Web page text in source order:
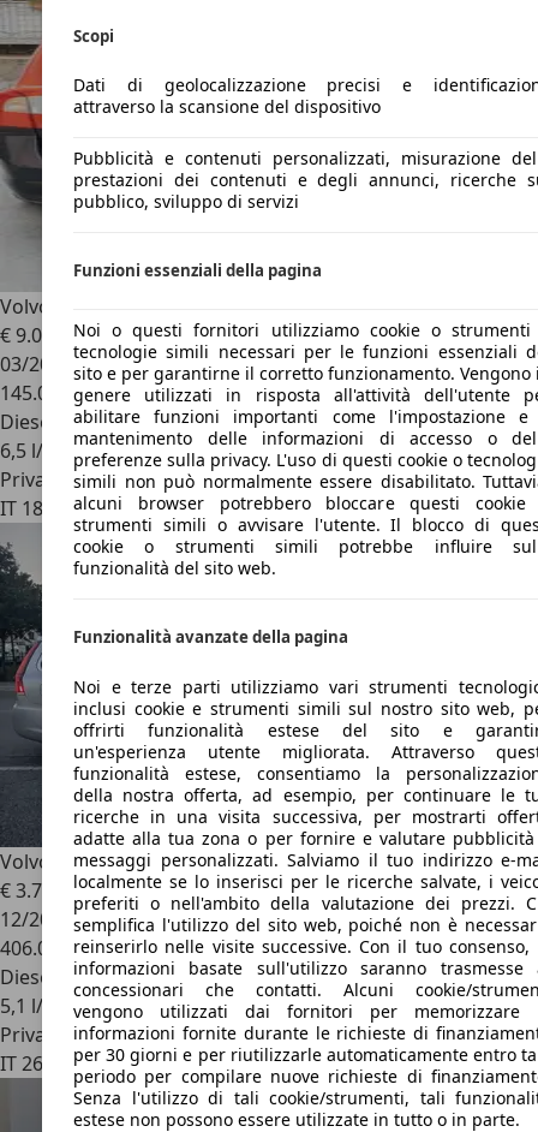
Volvo V70
€ 9.000
03/2010
145.000 km
Diesel
6,5 l/100 km (comb.)
Privato
IT 18039Ventimiglia
Volvo V702.0 d3 Momentum 136cv geartronic FL
€ 3.700
12/2013
406.000 km
Diesel
5,1 l/100 km (comb.)
Privato
IT 26100Cremona
Scopi
Dati di geolocalizzazione precisi e
attraverso la scansione del dispositivo
Pubblicità e contenuti personalizzati, misurazione
prestazioni dei contenuti e degli annunci, ricerche
pubblico, sviluppo di servizi
Funzioni essenziali della pagina
Noi o questi fornitori utilizziamo cookie o strumenti
tecnologie simili necessari per le funzioni essenziali
sito e per garantirne il corretto funzionamento. Vengono
genere utilizzati in risposta all'attività dell'utente
abilitare funzioni importanti come l'impostazione
mantenimento delle informazioni di accesso o
preferenze sulla privacy. L'uso di questi cookie o
simili non può normalmente essere disabilitato.
alcuni browser potrebbero bloccare questi cookie
strumenti simili o avvisare l'utente. Il blocco di
cookie o strumenti simili potrebbe influire
funzionalità del sito web.
Funzionalità avanzate della pagina
Noi e terze parti utilizziamo vari strumenti
inclusi cookie e strumenti simili sul nostro sito web,
offrirti funzionalità estese del sito e
un'esperienza utente migliorata. Attraverso
funzionalità estese, consentiamo la
della nostra offerta, ad esempio, per continuare le
ricerche in una visita successiva, per mostrarti
adatte alla tua zona o per fornire e valutare
messaggi personalizzati. Salviamo il tuo indirizzo e-
localmente se lo inserisci per le ricerche salvate, i
preferiti o nell'ambito della valutazione dei prezzi.
semplifica l'utilizzo del sito web, poiché non è
reinserirlo nelle visite successive. Con il tuo consenso,
informazioni basate sull'utilizzo saranno trasmesse
concessionari che contatti. Alcuni cookie/
vengono utilizzati dai fornitori per memorizzare
informazioni fornite durante le richieste di
per 30 giorni e per riutilizzarle automaticamente entro
periodo per compilare nuove richieste di
Senza l'utilizzo di tali cookie/strumenti, tali
estese non possono essere utilizzate in tutto o in parte.